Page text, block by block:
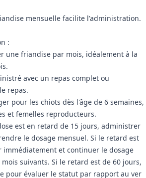
mensuelle facilite l'administration.
:
une friandise par mois, idéalement à la
avec un repas complet ou
repas.
pour les chiots dès l'âge de 6 semaines,
et femelles reproducteurs.
est en retard de 15 jours, administrer
le dosage mensuel. Si le retard est
immédiatement et continuer le dosage
suivants. Si le retard est de 60 jours,
pour évaluer le statut par rapport au ver